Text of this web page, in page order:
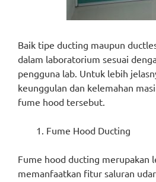
Baik tipe ducting maupun
dalam laboratorium sesuai
pengguna lab. Untuk lebih
keunggulan dan kelemahan
fume hood tersebut.
Fume Hood Ducting
Fume hood ducting merupakan
memanfaatkan fitur saluran